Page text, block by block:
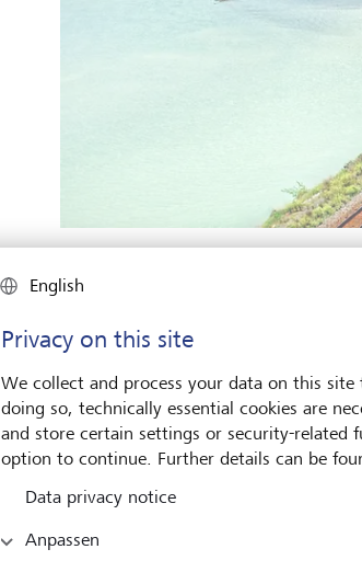
Magazine/laif
Wobei der nüchterne Name täuscht.
der Venice-Simplon-Orient-Express,
Indien. Also eine unbedingte
durchquert der Canadian vier
Luxusreise durch einige der
English
Privacy on this site
We collect and process your data on this
doing so, technically essential cookies are
and store certain settings or security-related
option to continue. Further details can be
Data privacy notice
Anpassen